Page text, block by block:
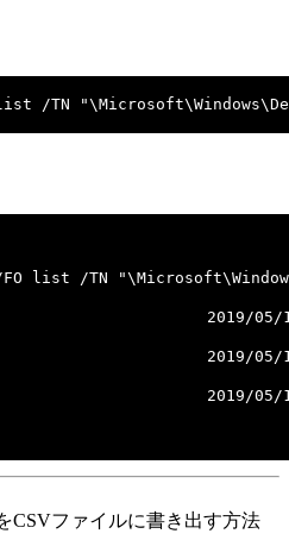
CSVファイルに書き出す方法